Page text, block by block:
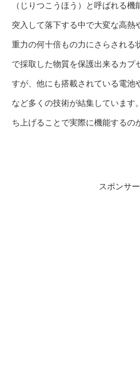
（じりつこうほう）と呼ばれる
突入して落下する中で大変な高熱
重力の何十倍もの力にさらされる
で採取した物質を保護出来るカプ
すが、他にも搭載されている電池
など多くの技術が結集しています
ち上げることで実際に機能するの
スポンサ